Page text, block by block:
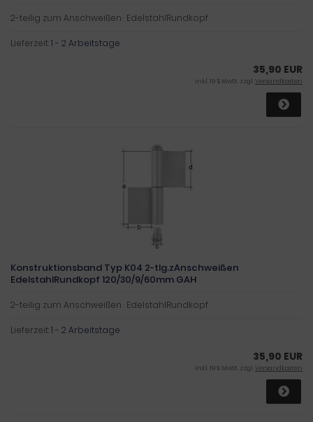
2-teilig zum Anschweißen · EdelstahlRundkopf
Lieferzeit:1 - 2 Arbeitstage
35,90 EUR
inkl. 19 % MwSt. zzgl.Versandkosten
Konstruktionsband Typ K04 2-tlg.zAnschweißen
EdelstahlRundkopf 120/30/9/60mm GAH
2-teilig zum Anschweißen · EdelstahlRundkopf
Lieferzeit:1 - 2 Arbeitstage
35,90 EUR
inkl. 19 % MwSt. zzgl.Versandkosten